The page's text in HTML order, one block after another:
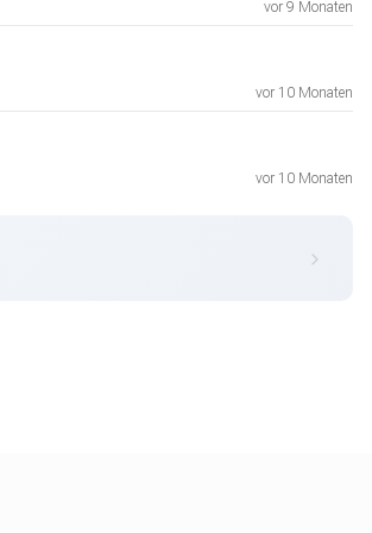
vor 9 Monaten
vor 10 Monaten
vor 10 Monaten